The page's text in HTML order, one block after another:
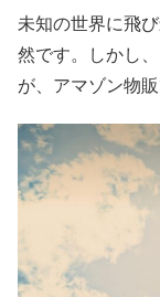
未知の世界に飛
然です。しかし
が、アマゾン物